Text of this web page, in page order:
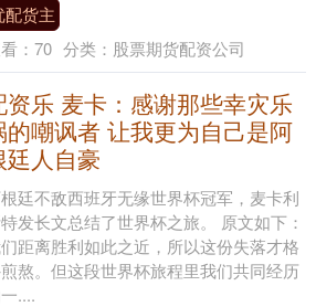
配货主
： 70 分类： 股票期货配资公司
资乐 麦卡：感谢那些幸灾乐
的嘲讽者 让我更为自己是阿
廷人自豪
廷不敌西班牙无缘世界杯冠军，麦卡利
发长文总结了世界杯之旅。 原文如下：
距离胜利如此之近，所以这份失落才格
熬。但这段世界杯旅程里我们共同经历
....